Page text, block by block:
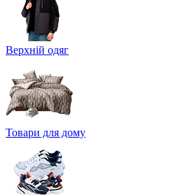
Верхній одяг
Товари для дому